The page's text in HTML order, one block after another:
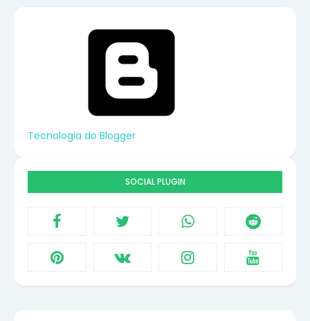
Tecnologia do Blogger
SOCIAL PLUGIN